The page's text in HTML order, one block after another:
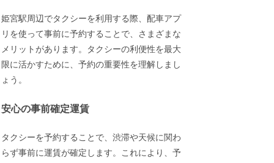
姫宮駅周辺でタクシーを利用する際、配車アプ
リを使って事前に予約することで、さまざまな
メリットがあります。タクシーの利便性を最大
限に活かすために、予約の重要性を理解しまし
ょう。
安心の事前確定運賃
タクシーを予約することで、渋滞や天候に関わ
らず事前に運賃が確定します。これにより、予